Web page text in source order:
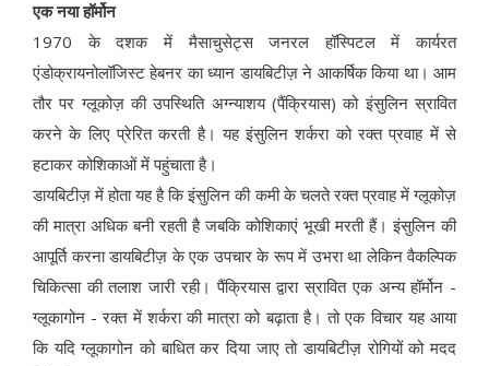
एक नया हॉर्मोन
1970 के दशक में मैसाचुसेट्स जनरल हॉस्पिटल में कार्यरत
एंडोक्रायनोलॉजिस्ट हेबनर का ध्यान डायबिटीज़ ने आकर्षिक किया था। आम
तौर पर ग्लूकोज़ की उपस्थिति अग्न्याशय (पैंक्रियास) को इंसुलिन स्रावित
करने के लिए प्रेरित करती है। यह इंसुलिन शर्करा को रक्त प्रवाह में से
हटाकर कोशिकाओं में पहुंचाता है।
डायबिटीज़ में होता यह है कि इंसुलिन की कमी के चलते रक्त प्रवाह में ग्लूकोज़
की मात्रा अधिक बनी रहती है जबकि कोशिकाएं भूखी मरती हैं। इंसुलिन की
आपूर्ति करना डायबिटीज़ के एक उपचार के रूप में उभरा था लेकिन वैकल्पिक
चिकित्सा की तलाश जारी रही। पैंक्रियास द्वारा स्रावित एक अन्य हॉर्मोन -
ग्लूकागोन - रक्त में शर्करा की मात्रा को बढ़ाता है। तो एक विचार यह आया
कि यदि ग्लूकागोन को बाधित कर दिया जाए तो डायबिटीज़ रोगियों को मदद